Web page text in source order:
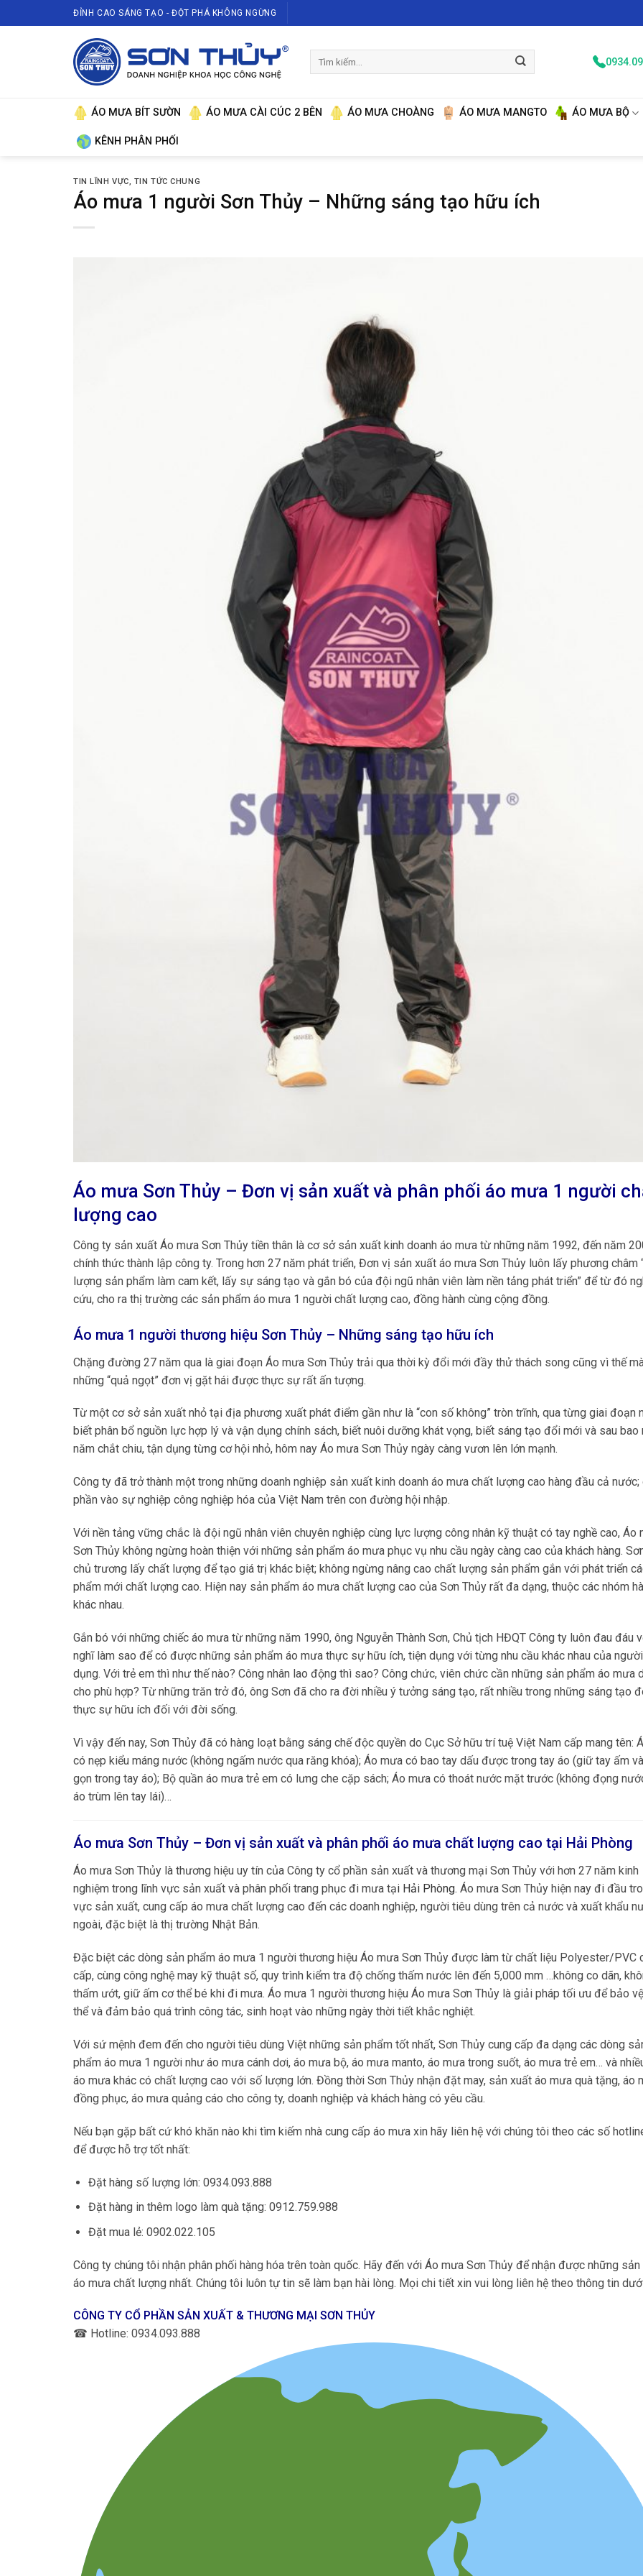
to
ĐỈNH CAO SÁNG TẠO - ĐỘT PHÁ KHÔNG NGỪNG
Tìm
ÁO MƯA BÍT SƯỜN ÁO MƯA CÀI CÚC 2 BÊN ÁO MƯA CHOÀNG ÁO MƯA MANGTO ÁO MƯA BỘ
KÊNH PHÂN PHỐI
TIN LĨNH VỰC, TIN TỨC CHUNG
Áo mưa 1 người Sơn Thủy – Những sáng tạo hữu ích
Áo mưa Sơn Thủy – Đơn vị sản xuất và phân phối áo mưa 1 người
lượng cao
Công ty sản xuất Áo mưa Sơn Thủy tiền thân là cơ sở sản xuất kinh doanh áo mưa từ những năm 1992, đến năm
chính thức thành lập công ty. Trong hơn 27 năm phát triển, Đơn vị sản xuất áo mưa Sơn Thủy luôn lấy phương châm
lượng sản phẩm làm cam kết, lấy sự sáng tạo và gắn bó của đội ngũ nhân viên làm nền tảng phát triển” để từ đó
cứu, cho ra thị trường các sản phẩm áo mưa 1 người chất lượng cao, đồng hành cùng cộng đồng.
Áo mưa 1 người thương hiệu Sơn Thủy – Những sáng tạo hữu ích
Chặng đường 27 năm qua là giai đoạn Áo mưa Sơn Thủy trải qua thời kỳ đổi mới đầy thử thách song cũng vì thế
những “quả ngọt” đơn vị gặt hái được thực sự rất ấn tượng.
Từ một cơ sở sản xuất nhỏ tại địa phương xuất phát điểm gần như là “con số không” tròn trĩnh, qua từng giai đoạn
biết phân bổ nguồn lực hợp lý và vận dụng chính sách, biết nuôi dưỡng khát vọng, biết sáng tạo đổi mới và sau bao
năm chắt chiu, tận dụng từng cơ hội nhỏ, hôm nay Áo mưa Sơn Thủy ngày càng vươn lên lớn mạnh.
Công ty đã trở thành một trong những doanh nghiệp sản xuất kinh doanh áo mưa chất lượng cao hàng đầu cả nước;
phần vào sự nghiệp công nghiệp hóa của Việt Nam trên con đường hội nhập.
Với nền tảng vững chắc là đội ngũ nhân viên chuyên nghiệp cùng lực lượng công nhân kỹ thuật có tay nghề cao, Áo
Sơn Thủy không ngừng hoàn thiện với những sản phẩm áo mưa phục vụ nhu cầu ngày càng cao của khách hàng.
chủ trương lấy chất lượng để tạo giá trị khác biệt; không ngừng nâng cao chất lượng sản phẩm gắn với phát triển
phẩm mới chất lượng cao. Hiện nay sản phẩm áo mưa chất lượng cao của Sơn Thủy rất đa dạng, thuộc các nhóm
khác nhau.
Gắn bó với những chiếc áo mưa từ những năm 1990, ông Nguyễn Thành Sơn, Chủ tịch HĐQT Công ty luôn đau đáu
nghĩ làm sao để có được những sản phẩm áo mưa thực sự hữu ích, tiện dụng với từng nhu cầu khác nhau của
dụng. Với trẻ em thì như thế nào? Công nhân lao động thì sao? Công chức, viên chức cần những sản phẩm áo mưa
cho phù hợp? Từ những trăn trở đó, ông Sơn đã cho ra đời nhiều ý tưởng sáng tạo, rất nhiều trong những sáng tạo
thực sự hữu ích đối với đời sống.
Vì vậy đến nay, Sơn Thủy đã có hàng loạt bằng sáng chế độc quyền do Cục Sở hữu trí tuệ Việt Nam cấp mang tên:
có nẹp kiểu máng nước (không ngấm nước qua răng khóa); Áo mưa có bao tay dấu được trong tay áo (giữ tay ấm
gọn trong tay áo); Bộ quần áo mưa trẻ em có lưng che cặp sách; Áo mưa có thoát nước mặt trước (không đọng
áo trùm lên tay lái)…
Áo mưa Sơn Thủy – Đơn vị sản xuất và phân phối áo mưa chất lượng cao tại Hải Phòng
Áo mưa Sơn Thủy là thương hiệu uy tín của Công ty cổ phần sản xuất và thương mại Sơn Thủy với hơn 27 năm kinh
nghiệm trong lĩnh vực sản xuất và phân phối trang phục đi mưa tại Hải Phòng. Áo mưa Sơn Thủy hiện nay đi đầu
vực sản xuất, cung cấp áo mưa chất lượng cao đến các doanh nghiệp, người tiêu dùng trên cả nước và xuất khẩu
ngoài, đặc biệt là thị trường Nhật Bản.
Đặc biệt các dòng sản phẩm áo mưa 1 người thương hiệu Áo mưa Sơn Thủy được làm từ chất liệu Polyester/PVC
cấp, cùng công nghệ may kỹ thuật số, quy trình kiểm tra độ chống thấm nước lên đến 5,000 mm …không co dãn,
thấm ướt, giữ ấm cơ thể bé khi đi mưa. Áo mưa 1 người thương hiệu Áo mưa Sơn Thủy là giải pháp tối ưu để bảo
thể và đảm bảo quá trình công tác, sinh hoạt vào những ngày thời tiết khắc nghiệt.
Với sứ mệnh đem đến cho người tiêu dùng Việt những sản phẩm tốt nhất, Sơn Thủy cung cấp đa dạng các dòng
phẩm áo mưa 1 người như áo mưa cánh dơi, áo mưa bộ, áo mưa manto, áo mưa trong suốt, áo mưa trẻ em… và
áo mưa khác có chất lượng cao với số lượng lớn. Đồng thời Sơn Thủy nhận đặt may, sản xuất áo mưa quà tặng, áo
đồng phục, áo mưa quảng cáo cho công ty, doanh nghiệp và khách hàng có yêu cầu.
Nếu bạn gặp bất cứ khó khăn nào khi tìm kiếm nhà cung cấp áo mưa xin hãy liên hệ với chúng tôi theo các số
để được hỗ trợ tốt nhất:
Đặt hàng số lượng lớn: 0934.093.888
Đặt hàng in thêm logo làm quà tặng: 0912.759.988
Đặt mua lẻ: 0902.022.105
Công ty chúng tôi nhận phân phối hàng hóa trên toàn quốc. Hãy đến với Áo mưa Sơn Thủy để nhận được những sản
áo mưa chất lượng nhất. Chúng tôi luôn tự tin sẽ làm bạn hài lòng. Mọi chi tiết xin vui lòng liên hệ theo thông tin
CÔNG TY CỔ PHẦN SẢN XUẤT & THƯƠNG MẠI SƠN THỦY
☎ Hotline: 0934.093.888